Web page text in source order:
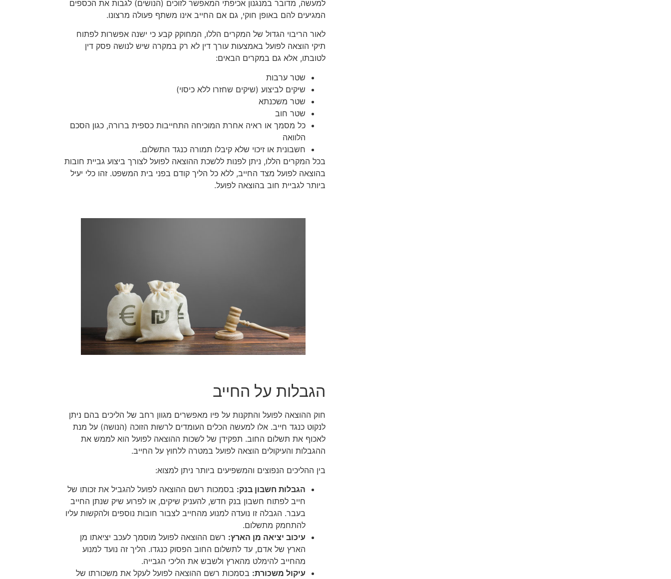
למעשה, מדובר במנגנון אכיפתי המאפשר לזוכים (הנושים) לגבות את הכספים
המגיעים להם באופן חוקי, גם אם החייב אינו משתף פעולה מרצונו.
לאור הריבוי הגדול של המקרים הללו, המחוקק קבע כי ישנה אפשרות לפתוח
תיקי הוצאה לפועל באמצעות עורך דין לא רק במקרה שיש לנושה פסק דין
לטובתו, אלא גם במקרים הבאים:
שטר ערבות
שיקים לביצוע (שיקים שחזרו ללא כיסוי)
שטר משכנתא
שטר חוב
כל מסמך או ראיה אחרת המוכיחה התחייבות כספית ברורה, כגון הסכם
הלוואה
חשבונית או זיכוי שלא קיבלו תמורה כנגד התשלום.
בכל המקרים הללו, ניתן לפנות ללשכת ההוצאה לפועל לצורך ביצוע גביית חובות
בהוצאה לפועל מצד החייב, ללא כל הליך קודם בפני בית המשפט. זהו כלי יעיל
ביותר לגביית חוב בהוצאה לפועל.
הגבלות על החייב
חוק ההוצאה לפועל והתקנות על פיו מאפשרים מגוון רחב של הליכים בהם ניתן
לנקוט כנגד חייב. אלו למעשה הכלים העומדים לרשות הזוכה (הנושה) על מנת
לאכוף את תשלום החוב. תפקידן של לשכות ההוצאה לפועל הוא לממש את
ההגבלות והעיקולים הוצאה לפועל במטרה ללחוץ על החייב.
בין ההליכים הנפוצים והמשפיעים ביותר ניתן למצוא:
הגבלות חשבון בנק: בסמכות רשם ההוצאה לפועל להגביל את זכותו של
חייב לפתוח חשבון בנק חדש, להעניק שיקים, או לפרוע שיק שנתן החייב
בעבר. הגבלה זו נועדה למנוע מהחייב לצבור חובות נוספים ולהקשות עליו
להתחמק מתשלום.
עיכוב יציאה מן הארץ: רשם ההוצאה לפועל מוסמך לעכב יציאתו מן
הארץ של אדם, עד לתשלום החוב הפסוק כנגדו. הליך זה נועד למנוע
מהחייב להימלט מהארץ ולשבש את הליכי הגבייה.
עיקול משכורת: בסמכות רשם ההוצאה לפועל לעקל את משכורתו של